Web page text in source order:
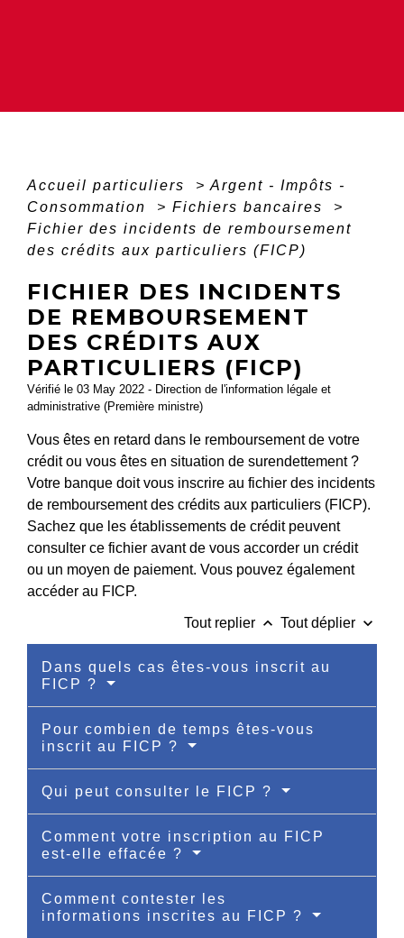
Accueil particuliers > Argent - Impôts -
Consommation
> Fichiers bancaires
>
Fichier des incidents de remboursement
des crédits aux particuliers (FICP)
FICHIER DES INCIDENTS
DE REMBOURSEMENT
DES CRÉDITS AUX
PARTICULIERS (FICP)
Vérifié le 03 May 2022 - Direction de l'information légale et
administrative (Première ministre)
Vous êtes en retard dans le remboursement de votre
crédit ou vous êtes en situation de surendettement ?
Votre banque doit vous inscrire au fichier des incidents
de remboursement des crédits aux particuliers (FICP).
Sachez que les établissements de crédit peuvent
consulter ce fichier avant de vous accorder un crédit
ou un moyen de paiement. Vous pouvez également
accéder au FICP.
Tout replier keyboard_arrow_up Tout déplier keyboard_arrow_down
Dans quels cas êtes-vous inscrit au
FICP ?
Pour combien de temps êtes-vous
inscrit au FICP ?
Qui peut consulter le FICP ?
Comment votre inscription au FICP
est-elle effacée ?
Comment contester les
informations inscrites au FICP ?